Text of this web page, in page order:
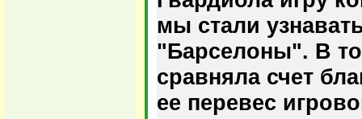
мы стали
"Барселоны". В
сравняла счет
ее перевес